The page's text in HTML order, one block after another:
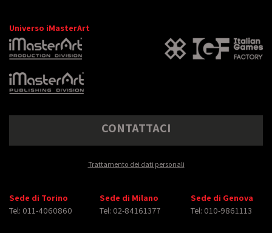
Universo iMasterArt
CONTATTACI
Trattamento dei dati personali
Sede di Torino
Tel: 011-4060860
Sede di Milano
Tel: 02-84161377
Sede di Genova
Tel: 010-9861113